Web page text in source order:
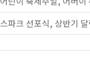
스파크 선포식, 상반기